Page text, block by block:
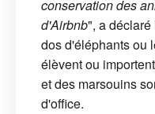
conservation des
d'Airbnb", a
dos d'éléphants ou
élèvent ou
et des marsouins
d'office.